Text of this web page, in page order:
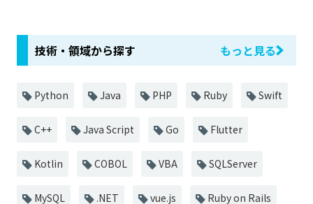
技術・領域から探す もっと見る
Python Java PHP Ruby Swift
C++ Java Script Go Flutter
Kotlin COBOL VBA SQLServer
MySQL .NET vue.js Ruby on Rails